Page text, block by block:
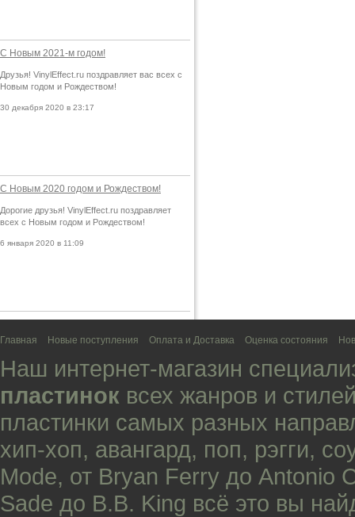
С Новым 2021-м годом!
Друзья! VinylEffect.ru поздравляет вас всех с
Новым годом и Рождеством!
30 декабря 2020 в 23:17
С Новым 2020 годом и Рождеством!
Дорогие друзья! VinylEffect.ru поздравляет
всех с Новым годом и Рождеством!
6 января 2020 в 11:09
Главная Новые поступления Оплата и Доставка Оценка состояния
Наш интернет-магазин
пластинок всех жанров и
пластинки самых разных
хип-хоп, авангард, поп, рэгги,
Mode, от Bryan Ferry до Antonio
Sade до B.B. King всё это вы